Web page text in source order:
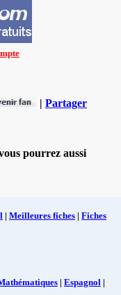
| Partager
pourrez aussi
| Meilleures fiches | Fiches
| Espagnol |